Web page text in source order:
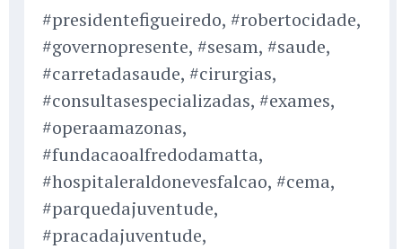
#presidentefigueiredo, #robertocidade,
#governopresente, #sesam, #saude,
#carretadasaude, #cirurgias,
#consultasespecializadas, #exames,
#operaamazonas,
#fundacaoalfredodamatta,
#hospitaleraldonevesfalcao, #cema,
#parquedajuventude,
#pracadajuventude,